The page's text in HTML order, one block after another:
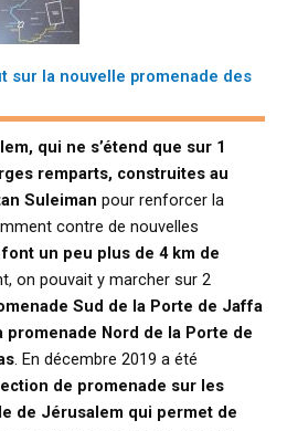
sur la nouvelle promenade des
qui ne s’étend que sur 1
remparts, construites au
Suleiman pour renforcer la
contre de nouvelles
un peu plus de 4 km de
on pouvait y marcher sur 2
Sud de la Porte de Jaffa
promenade Nord de la Porte de
. En décembre 2019 a été
de promenade sur les
de Jérusalem qui permet de